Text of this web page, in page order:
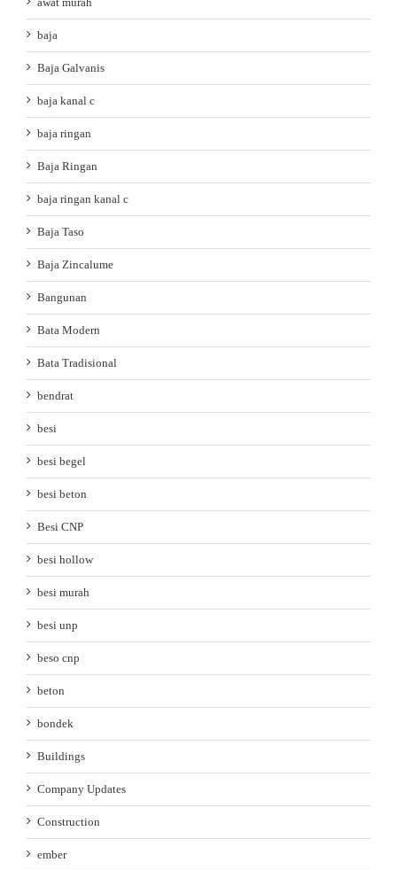
baja
Baja Galvanis
baja kanal c
baja ringan
Baja Ringan
baja ringan kanal c
Baja Taso
Baja Zincalume
Bangunan
Bata Modern
Bata Tradisional
bendrat
besi
besi begel
besi beton
Besi CNP
besi hollow
besi murah
besi unp
beso cnp
beton
bondek
Buildings
Company Updates
Construction
ember